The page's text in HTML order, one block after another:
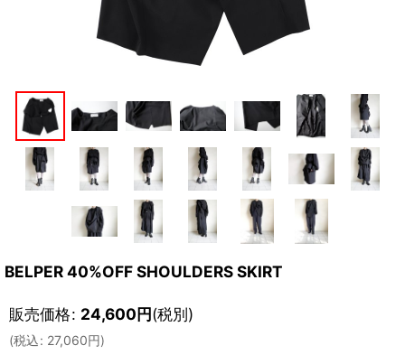
BELPER 40%OFF SHOULDERS SKIRT
販売価格: 24,600円(税別)
(税込: 27,060円)